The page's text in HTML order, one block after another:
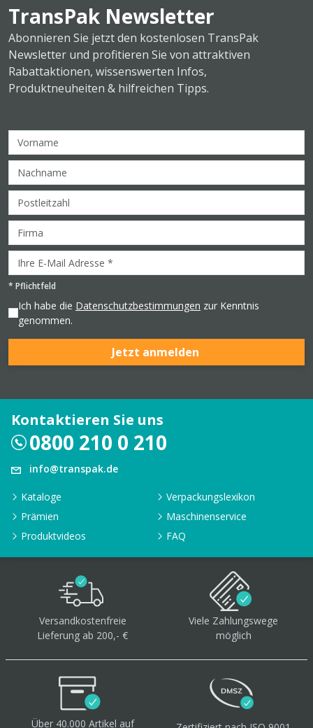
TransPak Newsletter
Abonnieren Sie jetzt den kostenlosen TransPak
Newsletter und profitieren Sie von attraktiven
Rabattaktionen, wissenswerten Infos,
Produktneuheiten & hilfreichen Tipps.
* Pflichtfeld
Ich habe die Datenschutzbestimmungen zur Kenntnis
genommen.
Jetzt anmelden
Kontaktieren Sie uns
0800 210 0 210
info@transpak.de
Kataloge
Verpackungslexikon
Prämien
Maschinenservice
Produktvideos
FAQ
Versandkostenfreie
Lieferung ab 200,- €
Viele Zahlungswege
möglich
Über 40.000 Artikel auf